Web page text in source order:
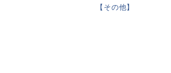
【 その他】